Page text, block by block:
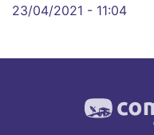
23/04/2021 - 11:04